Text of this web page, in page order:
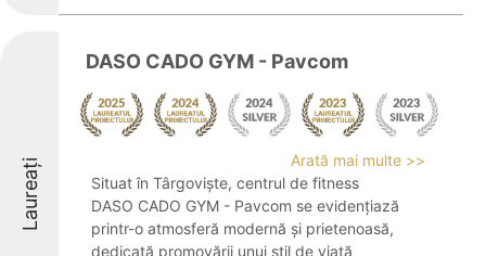
Laureați
DASO CADO GYM - Pavcom
Arată mai multe >>
Situat în Târgoviște, centrul de fitness
DASO CADO GYM - Pavcom se evidențiază
printr-o atmosferă modernă și prietenoasă,
dedicată promovării unui stil de viață